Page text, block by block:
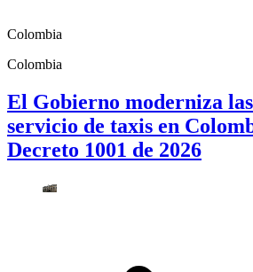
Colombia
Colombia
El Gobierno moderniza
servicio de taxis en
Decreto 1001 de 2026